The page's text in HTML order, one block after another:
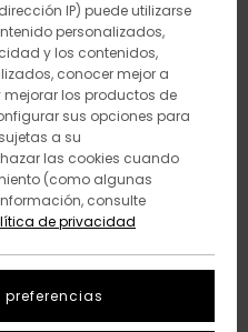
IP) puede utilizarse
personalizados,
y los contenidos,
conocer mejor a
los productos de
sus opciones para
a su
las cookies cuando
(como algunas
consulte
de privacidad